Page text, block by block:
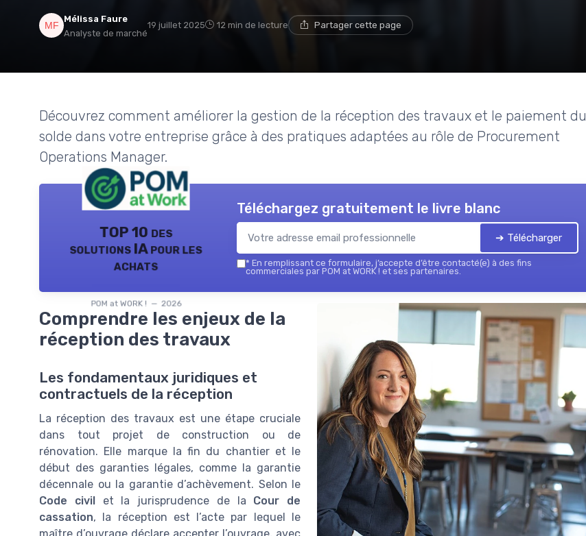
Mélissa Faure
Analyste de marché
19 juillet 2025 12 min de lecture Partager cette page
Découvrez comment améliorer la gestion de la réception des travaux et le paiement du
solde dans votre entreprise grâce à des pratiques adaptées au rôle de Procurement
Operations Manager.
TOP 10 des
solutions IA pour les
achats
POM at WORK ! — 2026
Téléchargez gratuitement le livre blanc
➔ Télécharger
* En remplissant ce formulaire, j’accepte d’être contacté(e) à des fins
commerciales par POM at WORK ! et ses partenaires.
Comprendre les enjeux de la
réception des travaux
Les fondamentaux juridiques et
contractuels de la réception
La réception des travaux est une étape cruciale
dans tout projet de construction ou de
rénovation. Elle marque la fin du chantier et le
début des garanties légales, comme la garantie
décennale ou la garantie d’achèvement. Selon le
Code civilet la jurisprudence de la Cour de
cassation, la réception est l’acte par lequel le